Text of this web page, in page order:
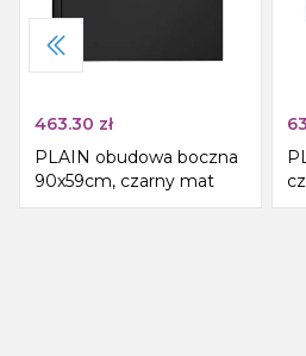
463.30 zł
PLAIN obudowa boczna
90x59cm, czarny mat